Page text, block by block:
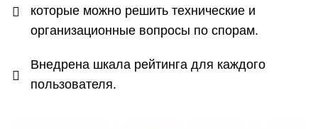
которые можно решить технические и
организационные вопросы по спорам.
Внедрена шкала рейтинга для каждого
пользователя.